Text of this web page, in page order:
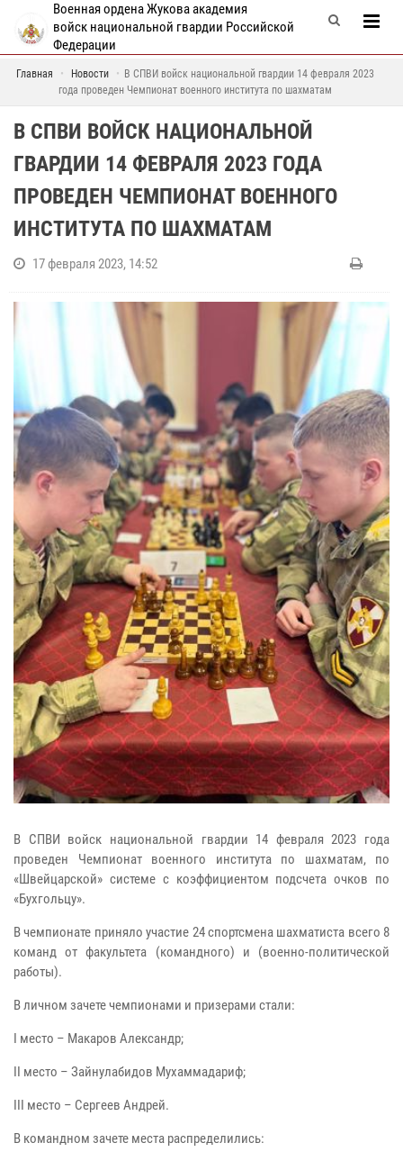
Военная ордена Жукова академия
войск национальной гвардии Российской
Федерации
Главная Новости
В СПВИ войск национальной гвардии 14 февраля 2023
года проведен Чемпионат военного института по шахматам
В СПВИ ВОЙСК НАЦИОНАЛЬНОЙ
ГВАРДИИ 14 ФЕВРАЛЯ 2023 ГОДА
ПРОВЕДЕН ЧЕМПИОНАТ ВОЕННОГО
ИНСТИТУТА ПО ШАХМАТАМ
17 февраля 2023, 14:52
В СПВИ войск национальной гвардии 14 февраля 2023 года
проведен Чемпионат военного института по шахматам, по
«Швейцарской» системе с коэффициентом подсчета очков по
«Бухгольцу».
В чемпионате приняло участие 24 спортсмена шахматиста всего 8
команд от факультета (командного) и (военно-политической
работы).
В личном зачете чемпионами и призерами стали:
I место – Макаров Александр;
II место – Зайнулабидов Мухаммадариф;
III место – Сергеев Андрей.
В командном зачете места распределились: